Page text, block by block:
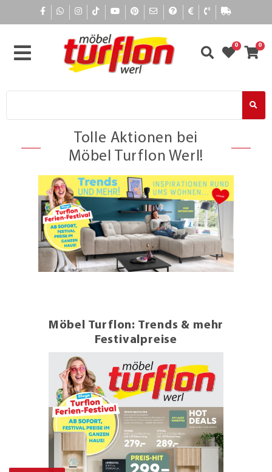
0 0
Tolle Aktionen bei
Möbel Turflon Werl!
Möbel Turflon: Trends & mehr
Festivalpreise